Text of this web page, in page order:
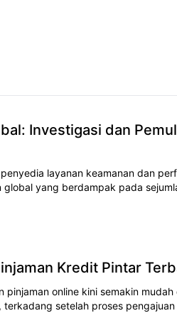
Investigasi dan
layanan keamanan dan
yang berdampak pada
Kredit Pintar
pinjaman online kini semakin
setelah proses